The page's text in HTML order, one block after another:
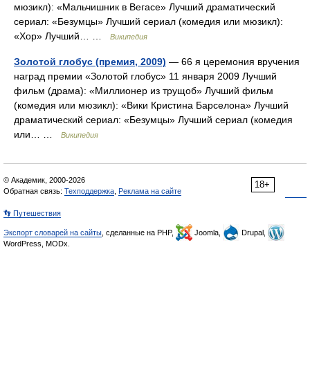
мюзикл): «Мальчишник в Вегасе» Лучший драматический
сериал: «Безумцы» Лучший сериал (комедия или мюзикл):
«Хор» Лучший… …
Википедия
Золотой глобус (премия, 2009) — 66 я церемония вручения
наград премии «Золотой глобус» 11 января 2009 Лучший
фильм (драма): «Миллионер из трущоб» Лучший фильм
(комедия или мюзикл): «Вики Кристина Барселона» Лучший
драматический сериал: «Безумцы» Лучший сериал (комедия
или… …
Википедия
18+
© Академик, 2000-2026
Обратная связь: Техподдержка Реклама на сайте
👣 Путешествия
Экспорт словарей на сайты , сделанные на PHP, Joomla,
Drupal,
WordPress, MODx.